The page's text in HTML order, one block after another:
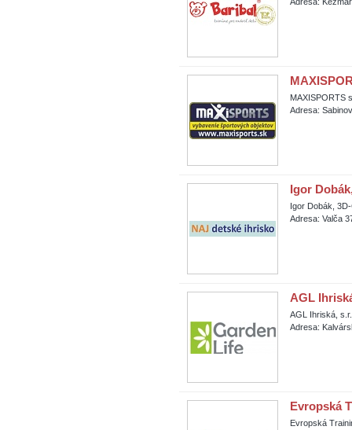
MAXISPORTS
Adresa:
Igor
Igor Dobák,
Adresa: Valča
AGL
AGL Ihriská,
Adresa:
Evropská
Evropská